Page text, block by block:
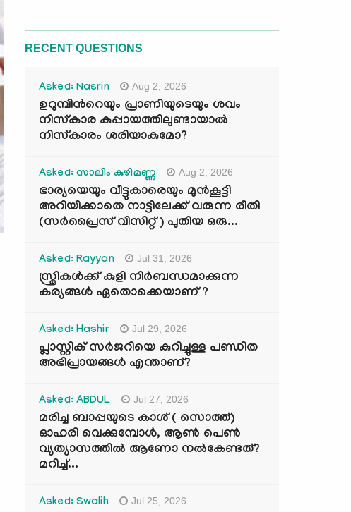
RECENT QUESTIONS
Asked: Nasrin Aug 2, 2026
ഉറുമ്പിന്‍റെയും പ്രാണിയുടെയും ശവം
നിസ്കാര കുപ്പായത്തിലുണ്ടായാൽ
നിസ്കാരം ശരിയാകുമോ?
Asked: സാലിം കുഴിമണ്ണ Aug 2, 2026
ഭാര്യയെയും വീട്ടുകാരെയും മുൻകൂട്ടി
അറിയിക്കാതെ നാട്ടിലേക്ക് വരുന്ന രീതി
(സർപ്രൈസ് വിസിറ്റ് ) പുതിയ ഒരു...
Asked: Rayyan Jul 31, 2026
സ്ത്രികൾക്ക് കുളി നിർബന്ധമാക്കുന്ന
കര്യങ്ങൾ ഏതൊക്കെയാണ് ?
Asked: Hashir Jul 29, 2026
പ്ലാസ്റ്റിക് സർജറിയെ കുറിച്ചുള്ള പണ്ഡിത
അഭിപ്രായങ്ങൾ എന്താണ്?
Asked: ABDUL Jul 27, 2026
മരിച്ച ബാപ്പയുടെ കാശ് ( സൊത്ത്)
ഓഹരി വെക്കുമ്പോൾ, ആണ്‍ പെണ്‍
വ്യത്യാസത്തില്‍ ആണോ നല്‍കേണ്ടത്?
മറിച്ച്...
Asked: Swalih Jul 25, 2026